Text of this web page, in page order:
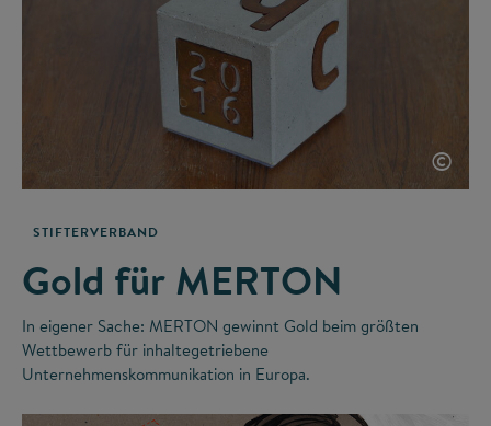
©
STIFTERVERBAND
Gold für MERTON
In eigener Sache: MERTON gewinnt Gold beim größten
Wettbewerb für inhaltegetriebene
Unternehmenskommunikation in Europa.